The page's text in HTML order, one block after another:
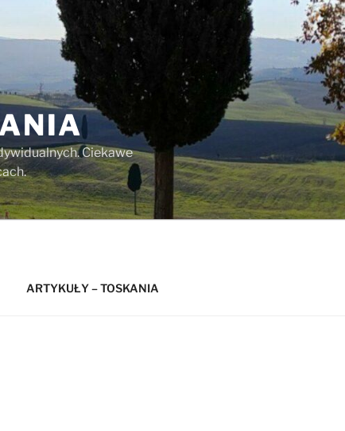
Ciekawe
ARTYKUŁY – TOSKANIA